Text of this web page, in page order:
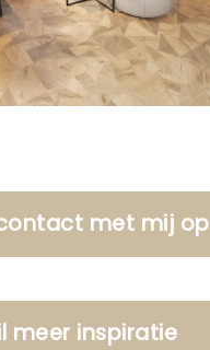
met mij op
meer inspiratie